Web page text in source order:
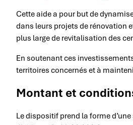
Cette aide a pour but de
dans leurs projets de rénovation
plus large de revitalisation des
En soutenant ces
territoires concernés et à
Montant et
Le dispositif prend la forme